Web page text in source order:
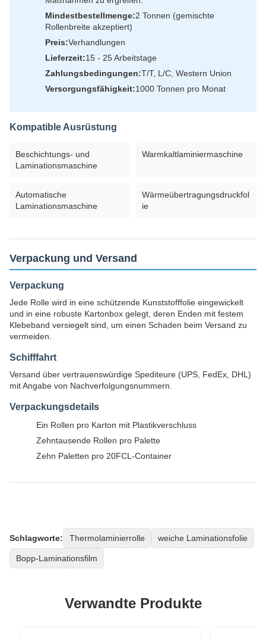
Mindestbestellmenge:2 Tonnen (gemischte
Rollenbreite akzeptiert)
Preis:Verhandlungen
Lieferzeit:15 - 25 Arbeitstage
Zahlungsbedingungen:T/T, L/C, Western Union
Versorgungsfähigkeit:1000 Tonnen pro Monat
Kompatible Ausrüstung
Beschichtungs- und
Laminationsmaschine
Warmkaltlaminiermaschine
Automatische
Laminationsmaschine
Wärmeübertragungsdruckfol
ie
Verpackung und Versand
Verpackung
Jede Rolle wird in eine schützende Kunststofffolie eingewickelt
und in eine robuste Kartonbox gelegt, deren Enden mit festem
Klebeband versiegelt sind, um einen Schaden beim Versand zu
vermeiden.
Schifffahrt
Versand über vertrauenswürdige Spediteure (UPS, FedEx, DHL)
mit Angabe von Nachverfolgungsnummern.
Verpackungsdetails
Ein Rollen pro Karton mit Plastikverschluss
Zehntausende Rollen pro Palette
Zehn Paletten pro 20FCL-Container
Schlagworte: Thermolaminierrolle weiche Laminationsfolie
Bopp-Laminationsfilm
Verwandte Produkte